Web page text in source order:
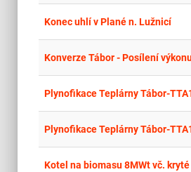
Konec uhlí v Plané n. Lužnicí
Plynofikace Teplárny Tábor-
Plynofikace Teplárny Tábor-
Kotel na biomasu 8MWt vč.